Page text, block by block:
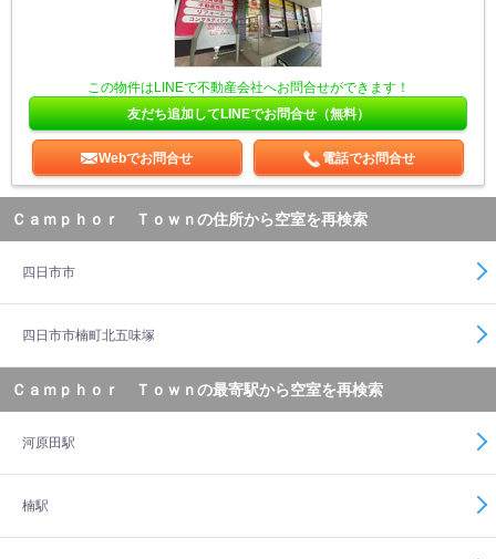
この物件はLINEで不動産会社へお問合せができます！
友だち追加してLINEでお問合せ（無料）
Webでお問合せ 電話でお問合せ
Ｃａｍｐｈｏｒ Ｔｏｗｎの住所から空室を再検索
四日市市
四日市市楠町北五味塚
Ｃａｍｐｈｏｒ Ｔｏｗｎの最寄駅から空室を再検索
河原田駅
楠駅